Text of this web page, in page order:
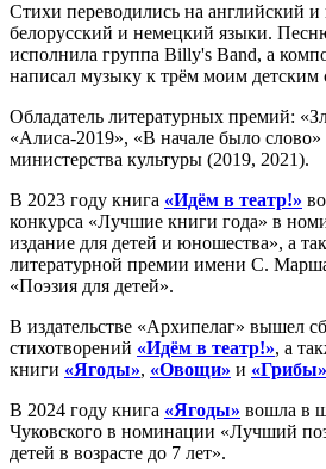
Стихи переводились на английский и
белорусский и немецкий языки.
исполнила группа Billy's Band, а
написал музыку к трём моим детским
Обладатель литературных премий:
«Алиса-2019», «В начале было
министерства культуры (2019, 2021).
В 2023 году книга «Идём в театр!»
конкурса «Лучшие книги года» в
издание для детей и юношества», а
литературной премии имени С.
«Поэзия для детей».
В издательстве «Архипелаг» вышел
стихотворений «Идём в театр!», а
книги «Ягоды», «Овощи» и «Грибы»
В 2024 году книга «Ягоды» вошла в
Чуковского в номинации «Лучший
детей в возрасте до 7 лет».